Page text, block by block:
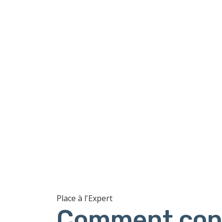
Place à l'Expert